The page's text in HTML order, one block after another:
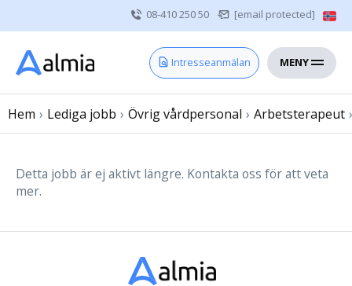
08-410 250 50 [email protected]
Intresseanmälan MENY
Hem
Vårdgivare
Om oss
Sjuksköterska
Läkare
Hem › Lediga jobb › Övrig vårdpersonal › Arbetsterapeut ›
Detta jobb är ej aktivt längre. Kontakta oss för att veta
mer.